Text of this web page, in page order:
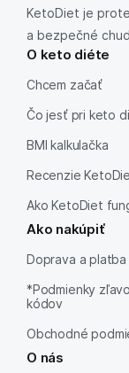
KetoDiet je
a bezpečné
O keto diéte
Chcem začať
Čo jesť pri keto
BMI kalkulačka
Recenzie
Ako KetoDiet
Ako nakúpiť
Doprava a platba
*Podmienky
kódov
Obchodné
O nás